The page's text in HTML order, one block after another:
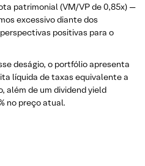
patrimonial (VM/VP de 0,85x) —
excessivo diante dos
positivas para o
deságio, o portfólio apresenta
líquida de taxas equivalente a
além de um dividend yield
no preço atual.